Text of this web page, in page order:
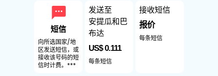
短信
向所选国家/地
区发送短信，或
接收该号码的短
信时计费。***
发送至
安提瓜和巴
布达
US$ 0.111
每条短信
接收短信
报价
每条短信